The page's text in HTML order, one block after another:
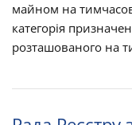
майном на
категорія
розташованого на